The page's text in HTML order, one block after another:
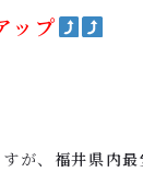
ップ
が、 福井県内最